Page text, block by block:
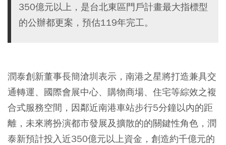
350億元以上，是台北東區門戶計畫最大指標型
的公辦都更案，預估119年完工。
潤泰創新董事長簡滄圳表示，南港之星將打造兼具交
通轉運、國際會展中心、購物商場、住宅等綜效之複
合式服務空間，因鄰近南港車站步行5分鐘以內的距
離，未來將扮演都市發展及擴散的的關鍵性角色，潤
泰新預計投入近350億元以上資金，創造約千億元的